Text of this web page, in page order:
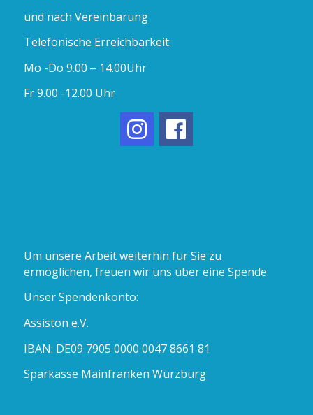
und nach Vereinbarung
Telefonische Erreichbarkeit:
Mo -Do 9.00 – 14.00Uhr
Fr 9.00 -12.00 Uhr
Um unsere Arbeit weiterhin für Sie zu
ermöglichen, freuen wir uns über eine Spende.
Unser Spendenkonto:
Assiston e.V.
IBAN: DE09 7905 0000 0047 8661 81
Sparkasse Mainfranken Würzburg